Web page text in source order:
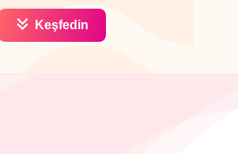
Keşfedin